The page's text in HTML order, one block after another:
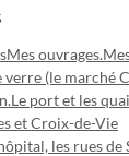
Mes ouvrages.
verre (le marché
Le port et les
et Croix-de-Vie
les rues